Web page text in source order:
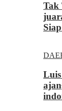
Tak